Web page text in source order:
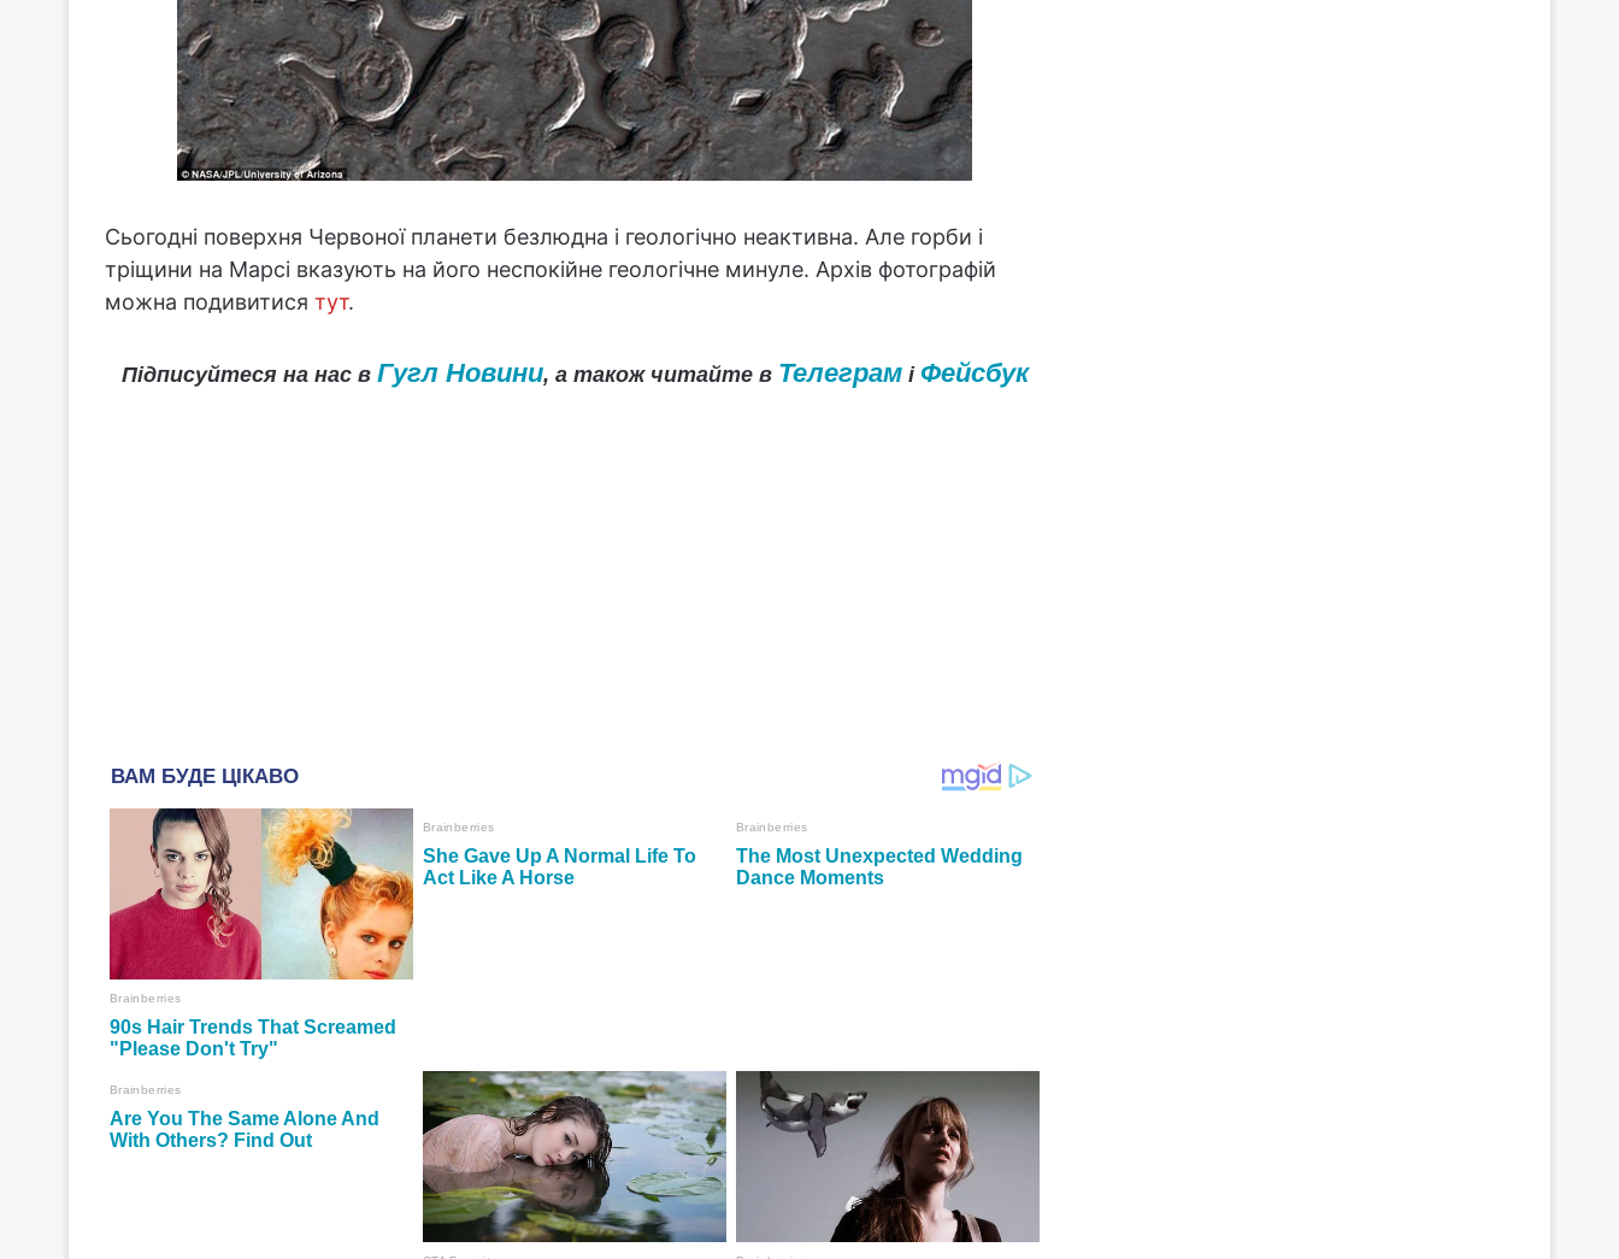
Сьогодні поверхня Червоної планети безлюдна і геологічно неактивна. Але горби і
тріщини на Марсі вказують на його неспокійне геологічне минуле. Архів фотографій
можна подивитися тут.
Підписуйтеся на нас в Гугл Новини, а також читайте в Телеграмі Фейсбук